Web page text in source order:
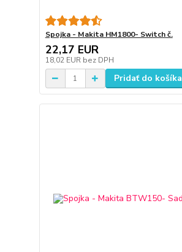
Spojka - Makita HM1800- Switch č.
22,17 EUR
18,02 EUR bez DPH
Pridať do košíka